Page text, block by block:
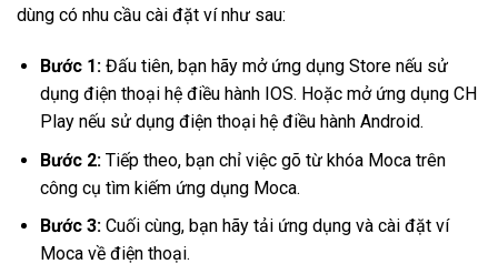
dùng có nhu cầu cài đặt ví như sau:
Bước 1:Đấu tiên, bạn hãy mở ứng dụng Store nếu sử
dụng điện thoại hệ điều hành IOS. Hoặc mở ứng dụng CH
Play nếu sử dụng điện thoại hệ điều hành Android.
Bước 2:Tiếp theo, bạn chỉ việc gõ từ khóa Moca trên
công cụ tìm kiếm ứng dụng Moca.
Bước 3:Cuối cùng, bạn hãy tải ứng dụng và cài đặt ví
Moca về điện thoại.